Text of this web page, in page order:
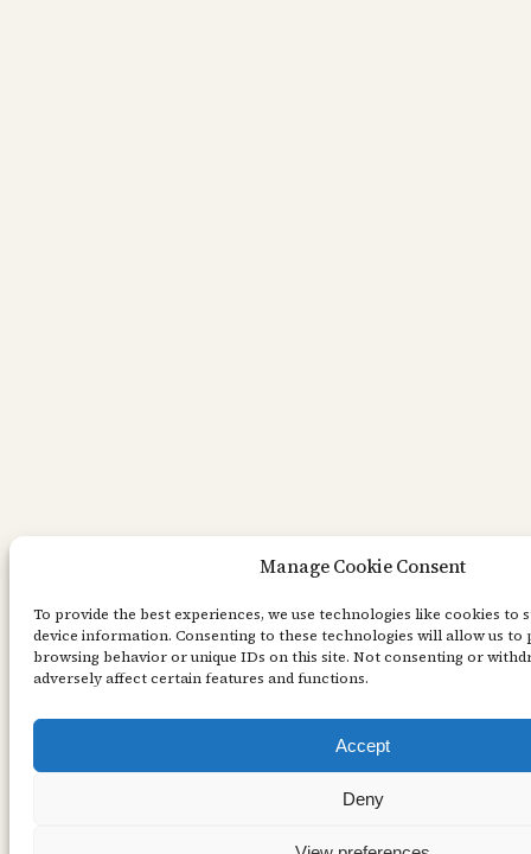
Manage Cookie Consent
To provide the best experiences, we use technologies like cookies to
device information. Consenting to these technologies will allow us to
browsing behavior or unique IDs on this site. Not consenting or
adversely affect certain features and functions.
Accept
Deny